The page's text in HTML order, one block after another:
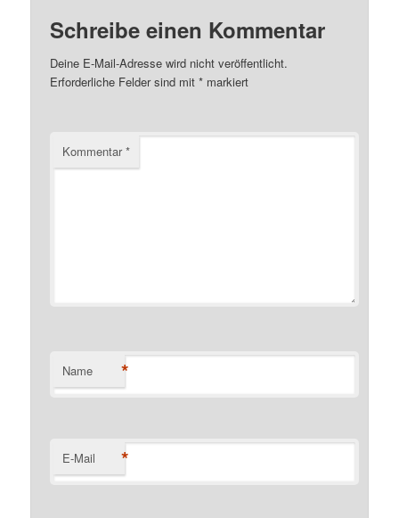
Schreibe einen Kommentar
Deine E-Mail-Adresse wird nicht veröffentlicht.
Erforderliche Felder sind mit* markiert
Kommentar*
Name *
E-Mail *